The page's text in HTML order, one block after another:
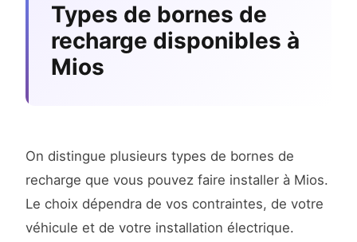
Types de bornes de
recharge disponibles à
Mios
On distingue plusieurs types de bornes de
recharge que vous pouvez faire installer à Mios.
Le choix dépendra de vos contraintes, de votre
véhicule et de votre installation électrique.